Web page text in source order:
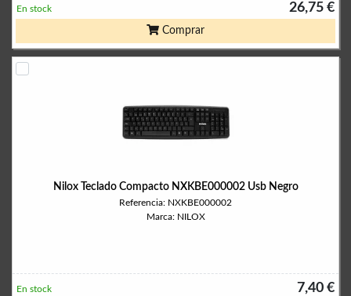
26,75 €
En stock
Comprar
Nilox Teclado Compacto NXKBE000002 Usb Negro
Referencia: NXKBE000002
Marca: NILOX
7,40 €
En stock